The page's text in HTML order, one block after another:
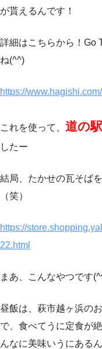
が貰えるんです！
詳細はこちらから！Go
ね(^^)
https://
これを使って、 道の
したー
結局、たかせの瓦そば
（笑）
https://
22.html
まあ、こんなやつです
昼飯は、萩市越ヶ浜の
で、食べてうに定食が
んなに美味いうにある